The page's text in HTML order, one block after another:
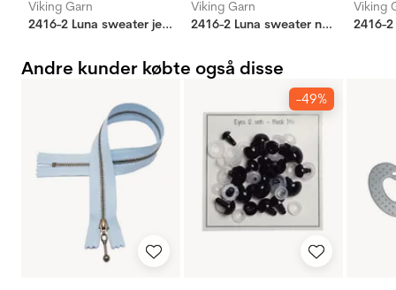
Viking Garn
2416-2 Luna sweater jeansblå/cerise
Viking Garn
2416-2 Luna sweater natur/æblegrøn
Viking
Andre kunder købte også disse
-49%